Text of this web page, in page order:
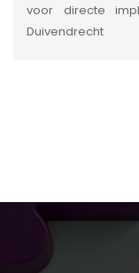
voor directe
Duivendrecht
INSIDE